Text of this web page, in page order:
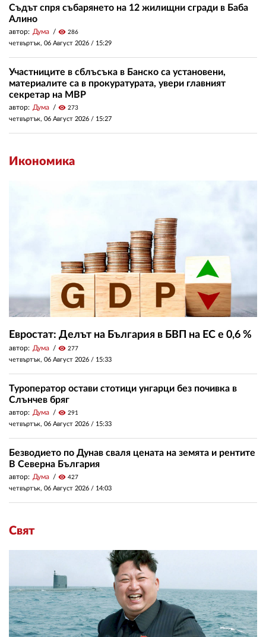
Съдът спря събарянето на 12 жилищни сгради в Баба
Алино
автор: Дума visibility 286
четвъртък, 06 Август 2026 / 15:29
Участниците в сблъсъка в Банско са установени,
материалите са в прокуратурата, увери главният
секретар на МВР
автор: Дума visibility 273
четвъртък, 06 Август 2026 / 15:27
Икономика
Евростат: Делът на България в БВП на ЕС е 0,6 %
автор: Дума visibility 277
четвъртък, 06 Август 2026 / 15:33
Туроператор остави стотици унгарци без почивка в
Слънчев бряг
автор: Дума visibility 291
четвъртък, 06 Август 2026 / 15:33
Безводието по Дунав сваля цената на земята и рентите
В Северна България
автор: Дума visibility 427
четвъртък, 06 Август 2026 / 14:03
Свят